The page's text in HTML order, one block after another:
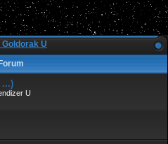
Goldorak U
Forum
...)
U